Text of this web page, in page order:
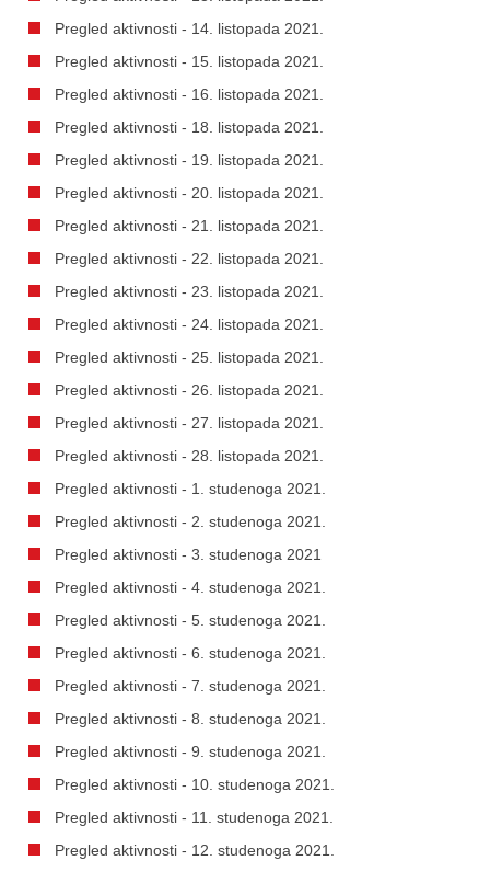
Pregled aktivnosti - 14. listopada 2021.
Pregled aktivnosti - 15. listopada 2021.
Pregled aktivnosti - 16. listopada 2021.
Pregled aktivnosti - 18. listopada 2021.
Pregled aktivnosti - 19. listopada 2021.
Pregled aktivnosti - 20. listopada 2021.
Pregled aktivnosti - 21. listopada 2021.
Pregled aktivnosti - 22. listopada 2021.
Pregled aktivnosti - 23. listopada 2021.
Pregled aktivnosti - 24. listopada 2021.
Pregled aktivnosti - 25. listopada 2021.
Pregled aktivnosti - 26. listopada 2021.
Pregled aktivnosti - 27. listopada 2021.
Pregled aktivnosti - 28. listopada 2021.
Pregled aktivnosti - 1. studenoga 2021.
Pregled aktivnosti - 2. studenoga 2021.
Pregled aktivnosti - 3. studenoga 2021
Pregled aktivnosti - 4. studenoga 2021.
Pregled aktivnosti - 5. studenoga 2021.
Pregled aktivnosti - 6. studenoga 2021.
Pregled aktivnosti - 7. studenoga 2021.
Pregled aktivnosti - 8. studenoga 2021.
Pregled aktivnosti - 9. studenoga 2021.
Pregled aktivnosti - 10. studenoga 2021.
Pregled aktivnosti - 11. studenoga 2021.
Pregled aktivnosti - 12. studenoga 2021.